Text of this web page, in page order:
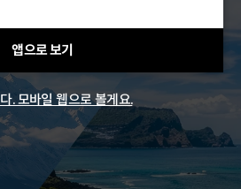
앱으로 보기
. 모바일 웹으로 볼게요.